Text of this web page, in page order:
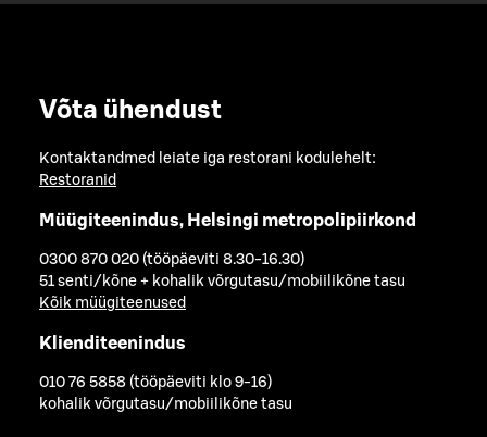
Võta ühendust
Kontaktandmed leiate iga restorani kodulehelt:
Restoranid
Müügiteenindus, Helsingi metropolipiirkond
0300 870 020 (tööpäeviti 8.30-16.30)
51 senti/kõne + kohalik võrgutasu/mobiilikõne tasu
Kõik müügiteenused
Klienditeenindus
010 76 5858 (tööpäeviti klo 9-16)
kohalik võrgutasu/mobiilikõne tasu